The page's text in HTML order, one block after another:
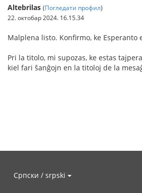
Altebrilas (Погледати профил)
22. октобар 2024. 16.15.34
Malplena listo. Konfirmo, ke Esperanto
Pri la titolo, mi supozas, ke estas
kiel fari ŝanĝojn en la titoloj de la
Српски / srpski